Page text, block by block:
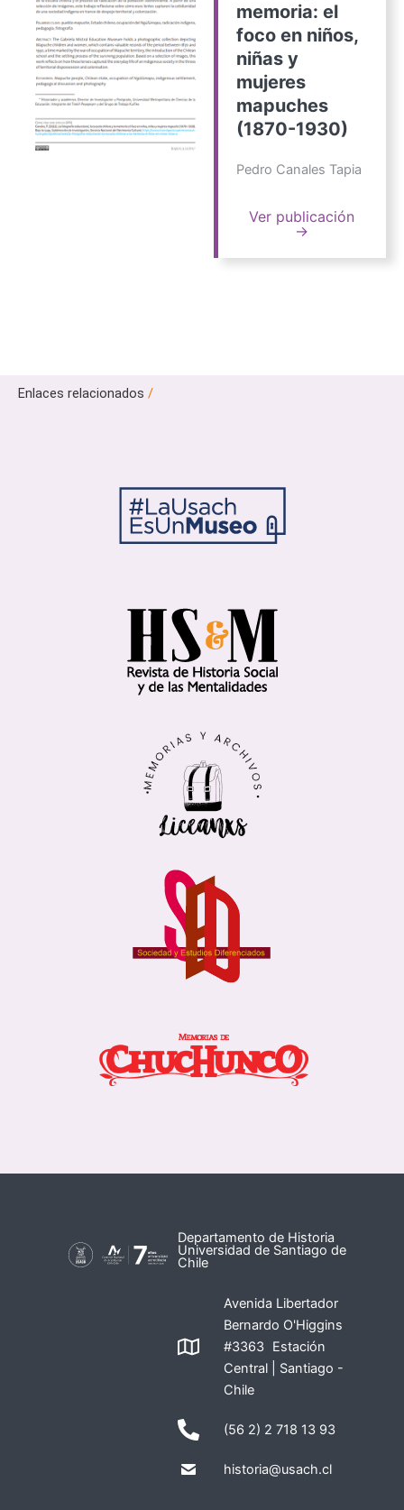
memoria: el
foco en niños,
niñas y
mujeres
mapuches
(1870-1930)
Pedro Canales Tapia
Ver publicación
→
Enlaces relacionados /
Departamento de Historia
Universidad de Santiago de
Chile
Avenida Libertador
Bernardo O'Higgins
#3363 Estación
Central | Santiago -
Chile
(56 2) 2 718 13 93
historia@usach.cl